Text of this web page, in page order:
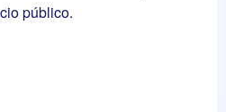
público.